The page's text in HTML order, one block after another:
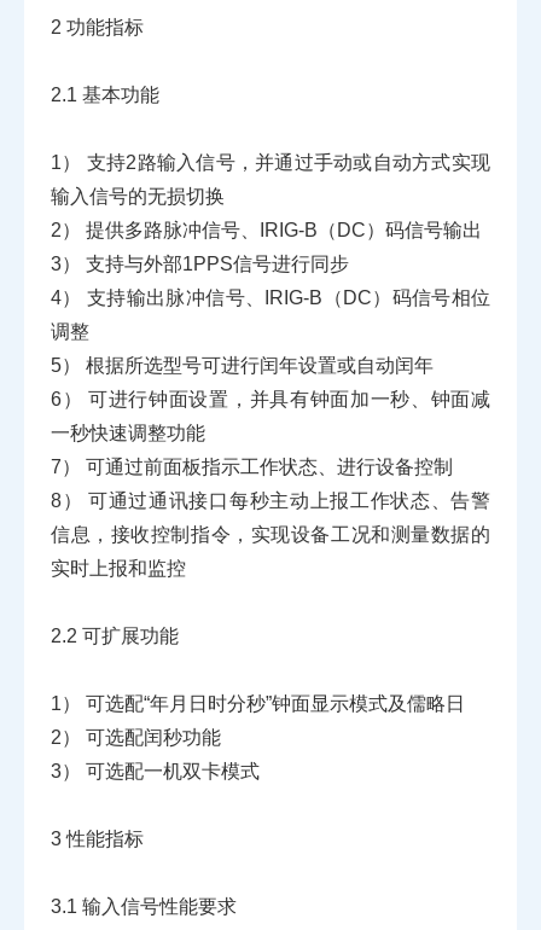
2 功能指标
2.1 基本功能
1）
支持2路输入信号，并通过手动或自动方式实现
输入信号的无损切换
2）
提供多路脉冲信号、IRIG-B（DC）码信号输出
3）
支持与外部1PPS信号进行同步
4）
支持输出脉冲信号、IRIG-B（DC）码信号相位
调整
5）
根据所选型号可进行闰年设置或自动闰年
6）
可进行钟面设置，并具有钟面加一秒、钟面减
一秒快速调整功能
7）
可通过前面板指示工作状态、进行设备控制
8）
可通过通讯接口每秒主动上报工作状态、告警
信息，接收控制指令，实现设备工况和测量数据的
实时上报和监控
2.2 可扩展功能
1）
可选配“年月日时分秒”钟面显示模式及儒略日
2）
可选配闰秒功能
3）
可选配一机双卡模式
3 性能指标
3.1 输入信号性能要求